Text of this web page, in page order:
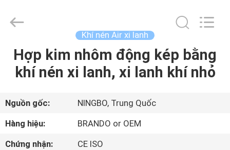
NHÀ
PHẨM
VỀ
Brando
Hardware
Reserved.
Khí nén Air xi lanh
Hợp kim nhôm động kép bằng
khí nén xi lanh, xi lanh khí nhỏ
Nguồn gốc:
NINGBO, Trung Quốc
Hàng hiệu:
BRANDO or OEM
Chứng nhận:
CE ISO